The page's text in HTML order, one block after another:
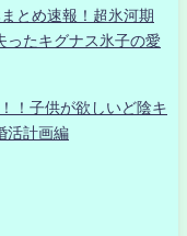
とめ速報！超氷河期
ったキグナス氷子の愛
！子供が欲しいど陰キ
活計画編